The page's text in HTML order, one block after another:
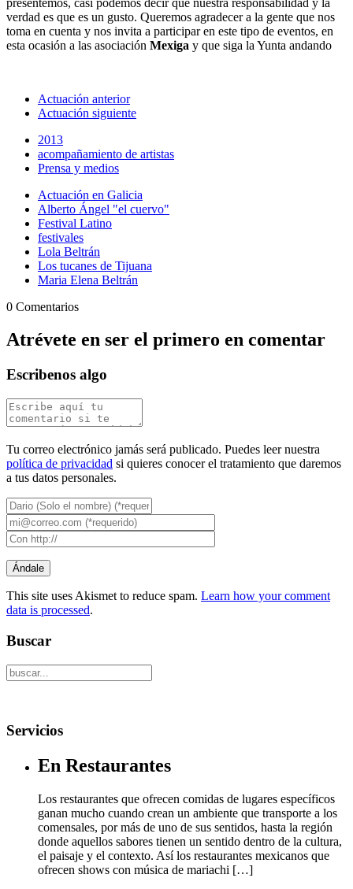
verdad es que es un gusto. Queremos agradecer a la gente que nos
toma en cuenta y nos invita a participar en este tipo de eventos, en
esta ocasión a las asociación Mexiga y que siga la Yunta andando
Actuación anterior
Actuación siguiente
2013
acompañamiento de artistas
Prensa y medios
Actuación en Galicia
Alberto Ángel "el cuervo"
Festival Latino
festivales
Lola Beltrán
Los tucanes de Tijuana
Maria Elena Beltrán
0 Comentarios
Atrévete en ser el primero en comentar
Escribenos algo
Tu correo electrónico jamás será publicado. Puedes leer nuestra
política de privacidad si quieres conocer el tratamiento que daremos
a tus datos personales.
This site uses Akismet to reduce spam. Learn how your comment
data is processed.
Buscar
Servicios
En Restaurantes
Los restaurantes que ofrecen comidas de lugares específicos
ganan mucho cuando crean un ambiente que transporte a los
comensales, por más de uno de sus sentidos, hasta la región
donde aquellos sabores tienen un sentido dentro de la cultura,
el paisaje y el contexto. Así los restaurantes mexicanos que
ofrecen shows con música de mariachi […]